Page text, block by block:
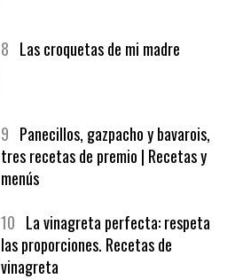
8 Las croquetas de mi madre
9 Panecillos, gazpacho y bavarois,
tres recetas de premio | Recetas y
menús
10 La vinagreta perfecta: respeta
las proporciones. Recetas de
vinagreta